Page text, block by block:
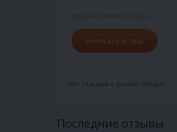
Написать отзыв
Нет отзывов о данном товаре.
Последние отзывы